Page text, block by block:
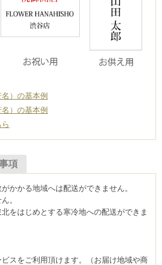
）の基本例
）の基本例
項
かかる地域へは配送ができません。
。
をはじめとする寒冷地への配送ができま
スをご利用頂けます。（お届け地域や商